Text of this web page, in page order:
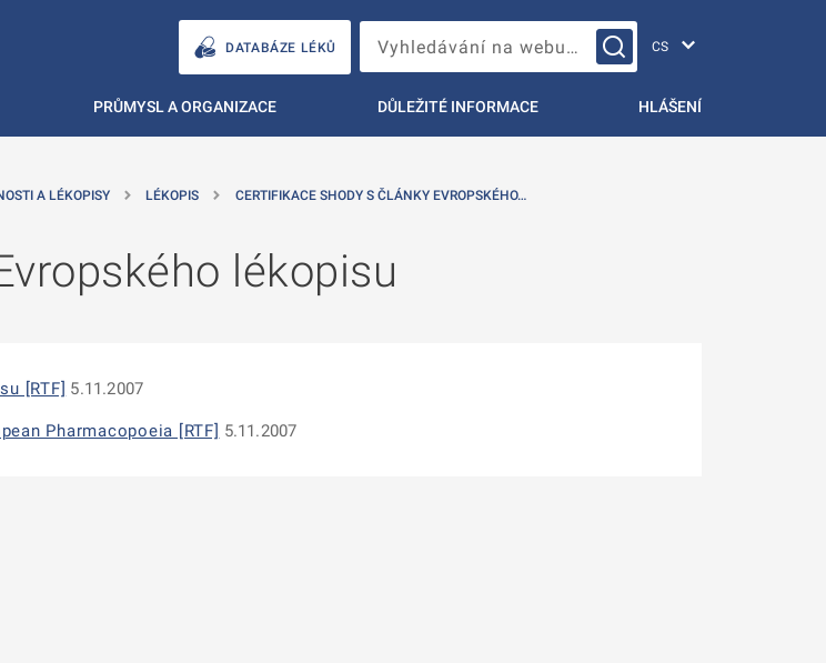
DATABÁZE LÉKŮ Vyhledávání na webu…
PRŮMYSL A ORGANIZACE DŮLEŽITÉ INFORMACE HLÁŠENÍ
A LÉKOPISY LÉKOPIS CERTIFIKACE SHODY S ČLÁNKY EVROPSKÉHO…
lékopisu
[RTF] 5.11.2007
Pharmacopoeia [RTF] 5.11.2007